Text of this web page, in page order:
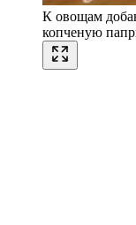
К овощам
копченую